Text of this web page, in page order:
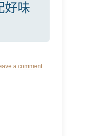
好味
a comment